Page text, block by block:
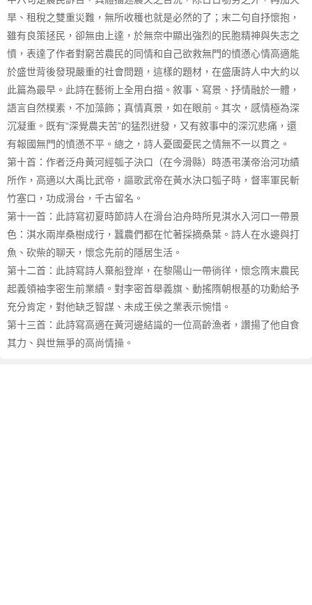
旱、租稅之雙重災難，無所收穫也就是必然的了；末二句自抒懷抱，
雖有良策拯民，卻無由上達，於無奈中顯出強烈的民胞精神與失志之
憤，表達了作者對窮苦農民的同情和自己欲救無門的憤懣心情高適能
於盛世背後發現嚴重的社會問題，這樣的題材，在盛唐詩人中大約以
此篇為最早。此詩在藝術上全用白描。敘事、寫景、抒情融於一體，
語言自然樸素，不加藻飾；真情真景，如在眼前。其次，感情極為深
沉凝重。既有“深覺農夫苦”的猛烈迸發，又有敘事中的深沉悲痛，還
有報國無門的憤懣不平。總之，詩人憂國憂民之情無不一以貫之。
第十首：作者泛舟黃河經瓠子決口（在今滑縣）時憑弔漢帝治河功績
所作，高適以大禹比武帝，謳歌武帝在黃水決口瓠子時，督率軍民斬
竹塞口，功成滑台，千古留名。
第十一首：此詩寫初夏時節詩人在滑台泊舟時所見淇水入河口一帶景
色：淇水兩岸桑樹成行，蠶農們都在忙著採摘桑葉。詩人在水邊與打
魚、砍柴的聊天，懷念先前的隱居生活。
第十二首：此詩寫詩人棄船登岸，在黎陽山一帶徜徉，懷念隋末農民
起義領袖李密生前業績。對李密首舉義旗、動搖隋朝根基的功勳給予
充分肯定，對他缺乏智謀、未成王侯之業表示惋惜。
第十三首：此詩寫高適在黃河邊結識的一位高齡漁者，讚揚了他自食
其力、與世無爭的高尚情操。